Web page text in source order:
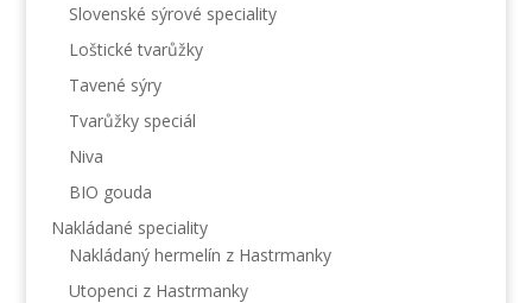
Slovenské sýrové speciality
Loštické tvarůžky
Tavené sýry
Tvarůžky speciál
Niva
BIO gouda
Nakládané speciality
Nakládaný hermelín z Hastrmanky
Utopenci z Hastrmanky